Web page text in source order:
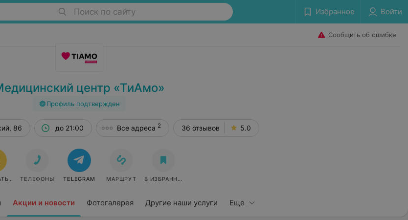
Поиск по сайту Избранное Войти
Сообщить об ошибке
центр «ТиАмо»
Профиль подтвержден
Акции и новости Фотогалерея Другие наши услуги Еще
86 до 21:00 Все адреса 2 36 отзывов 5.0
ТЕЛЕФОНЫ TELEGRAM МАРШРУТ В ИЗБРАННОЕ